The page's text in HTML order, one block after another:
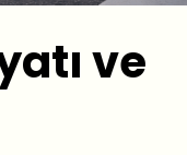
ve